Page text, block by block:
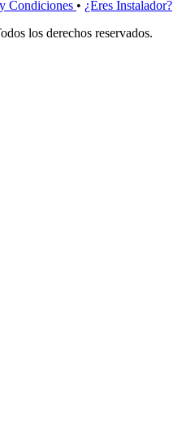
Condiciones • ¿Eres Instalador?
los derechos reservados.